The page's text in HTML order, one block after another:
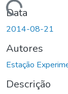
Carregando...
Data
2014-08-21
Autores
Estação
Descrição